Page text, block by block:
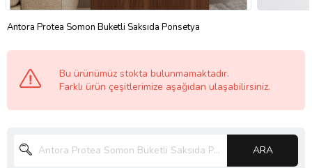
Antora Protea Somon Buketli Saksıda Ponsetya
Bu ürünümüz stokta bulunmamaktadır.
Farklı ürün çeşitlerimize aşağıdan ulaşabilirsiniz.
ARA